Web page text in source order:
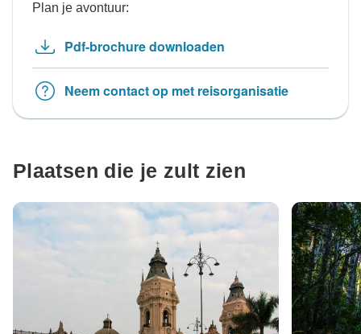
Plan je avontuur:
Pdf-brochure downloaden
Neem contact op met reisorganisatie
Plaatsen die je zult zien